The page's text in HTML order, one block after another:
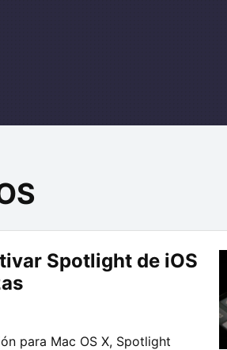
Spotlight de iOS
para Mac OS X, Spotlight